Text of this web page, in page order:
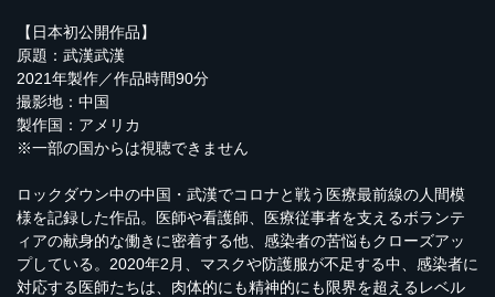
【日本初公開作品】
原題：武漢武漢
2021年製作／作品時間90分
撮影地：中国
製作国：アメリカ
※一部の国からは視聴できません
ロックダウン中の中国・武漢でコロナと戦う医療最前線の人間模
様を記録した作品。医師や看護師、医療従事者を支えるボランテ
ィアの献身的な働きに密着する他、感染者の苦悩もクローズアッ
プしている。2020年2月、マスクや防護服が不足する中、感染者に
対応する医師たちは、肉体的にも精神的にも限界を超えるレベル